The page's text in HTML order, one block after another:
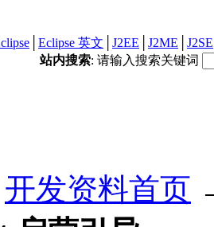
Eclipse 英文 J2EE J2ME J2SE
站内搜索: 请输入搜索关键词
开发资料首页